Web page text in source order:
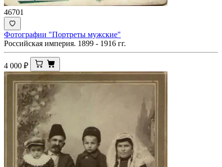
46701
Фотографии "Портреты мужские"
Российская империя. 1899 - 1916 гг.
4 000 ₽